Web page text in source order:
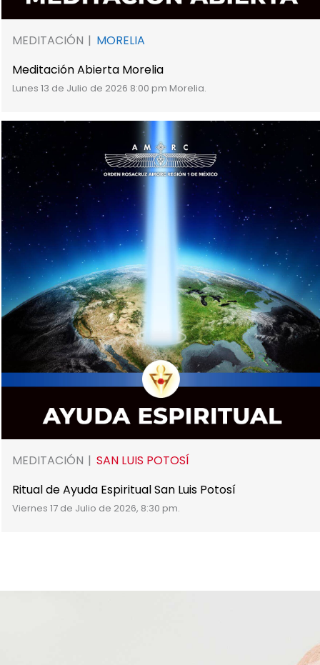
MEDITACIÓN
MORELIA
Meditación Abierta Morelia
Lunes 13 de Julio de 2026 8:00 pm Morelia.
MEDITACIÓN
SAN LUIS POTOSÍ
Ritual de Ayuda Espiritual San Luis Potosí
Viernes 17 de Julio de 2026, 8:30 pm.